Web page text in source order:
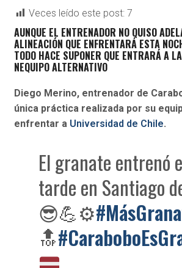
Veces leído este post: 7
AUNQUE EL ENTRENADOR NO QUISO
ALINEACIÓN QUE ENFRENTARÁ ESTA
TODO HACE SUPONER QUE ENTRARÁ A
NEQUIPO ALTERNATIVO
Diego Merino, entrenador de
única práctica realizada por su
enfrentar a Universidad de Chile.
El granate entrenó
tarde en Santiago
😎💪⚙️
🔝